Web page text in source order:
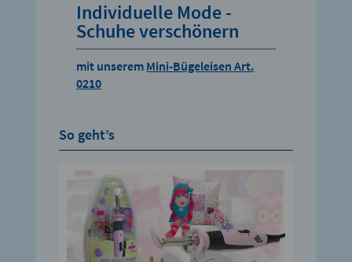
Individuelle Mode -
Schuhe verschönern
mit unserem Mini-Bügeleisen Art.
0210
So geht’s